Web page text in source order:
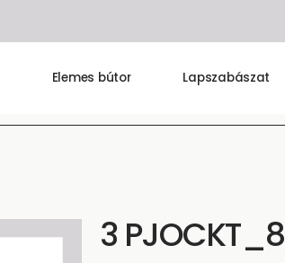
Elemes bútor Lapszabászat
3 PJOCKT_8